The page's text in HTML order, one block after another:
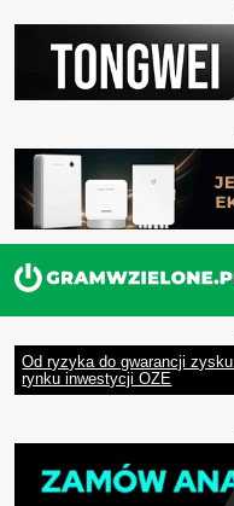
Od ryzyka do gwarancji
rynku inwestycji OZE